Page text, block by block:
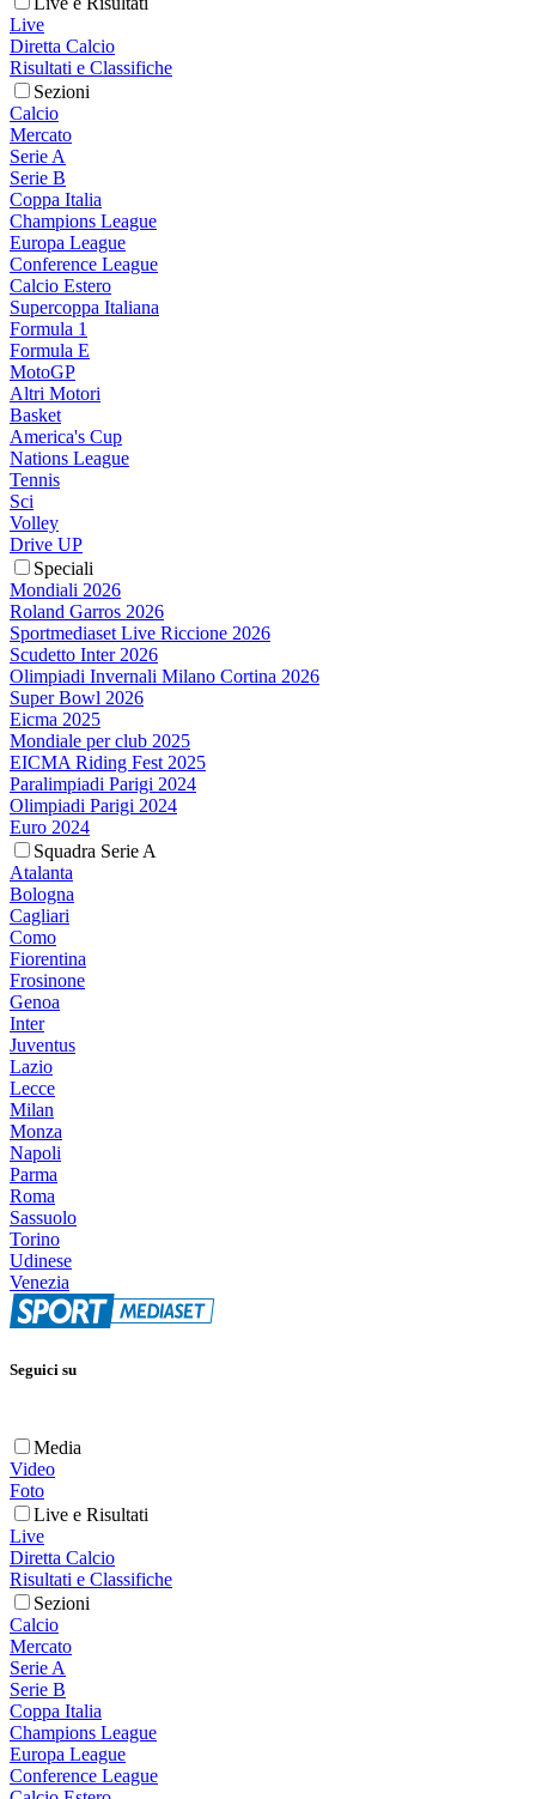
Live
Diretta Calcio
Risultati e Classifiche
Sezioni
Calcio
Mercato
Serie A
Serie B
Coppa Italia
Champions League
Europa League
Conference League
Calcio Estero
Supercoppa Italiana
Formula 1
Formula E
MotoGP
Altri Motori
Basket
America's Cup
Nations League
Tennis
Sci
Volley
Drive UP
Speciali
Mondiali 2026
Roland Garros 2026
Sportmediaset Live Riccione 2026
Scudetto Inter 2026
Olimpiadi Invernali Milano Cortina 2026
Super Bowl 2026
Eicma 2025
Mondiale per club 2025
EICMA Riding Fest 2025
Paralimpiadi Parigi 2024
Olimpiadi Parigi 2024
Euro 2024
Squadra Serie A
Atalanta
Bologna
Cagliari
Como
Fiorentina
Frosinone
Genoa
Inter
Juventus
Lazio
Lecce
Milan
Monza
Napoli
Parma
Roma
Sassuolo
Torino
Udinese
Venezia
Seguici su
Media
Video
Foto
Live e Risultati
Live
Diretta Calcio
Risultati e Classifiche
Sezioni
Calcio
Mercato
Serie A
Serie B
Coppa Italia
Champions League
Europa League
Conference League